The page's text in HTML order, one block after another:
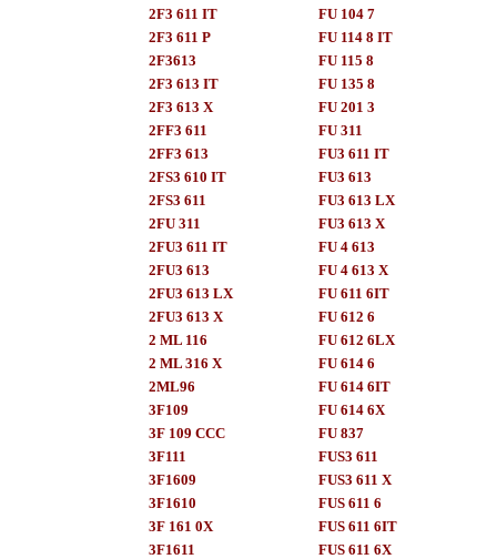
2F3 611 IT
2F3 611 P
2F3613
2F3 613 IT
2F3 613 X
2FF3 611
2FF3 613
2FS3 610 IT
2FS3 611
2FU 311
2FU3 611 IT
2FU3 613
2FU3 613 LX
2FU3 613 X
2 ML 116
2 ML 316 X
2ML96
3F109
3F 109 CCC
3F111
3F1609
3F1610
3F 161 0X
3F1611
FU 104 7
FU 114 8 IT
FU 115 8
FU 135 8
FU 201 3
FU 311
FU3 611 IT
FU3 613
FU3 613 LX
FU3 613 X
FU 4 613
FU 4 613 X
FU 611 6IT
FU 612 6
FU 612 6LX
FU 614 6
FU 614 6IT
FU 614 6X
FU 837
FUS3 611
FUS3 611 X
FUS 611 6
FUS 611 6IT
FUS 611 6X